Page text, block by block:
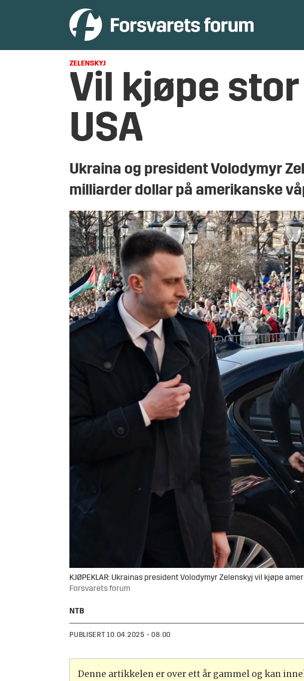
ZELENSKYJ
Vil kjøpe
USA
Ukraina og president Volodymyr
milliarder dollar på amerikanske
KJØPEKLAR: Ukrainas president Volodymyr Zelenskyj vil kjøpe
Forsvarets forum
NTB
PUBLISERT 10.04.2025 - 08:00
Denne artikkelen er over ett år gammel og kan